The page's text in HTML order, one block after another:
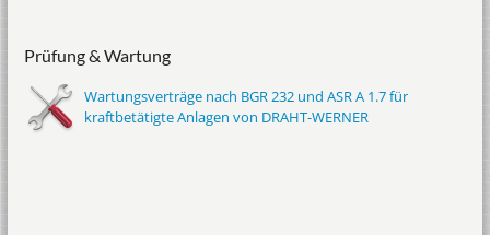
Prüfung & Wartung
Wartungsverträge nach BGR 232 und ASR A 1.7 für
kraftbetätigte Anlagen von DRAHT-WERNER